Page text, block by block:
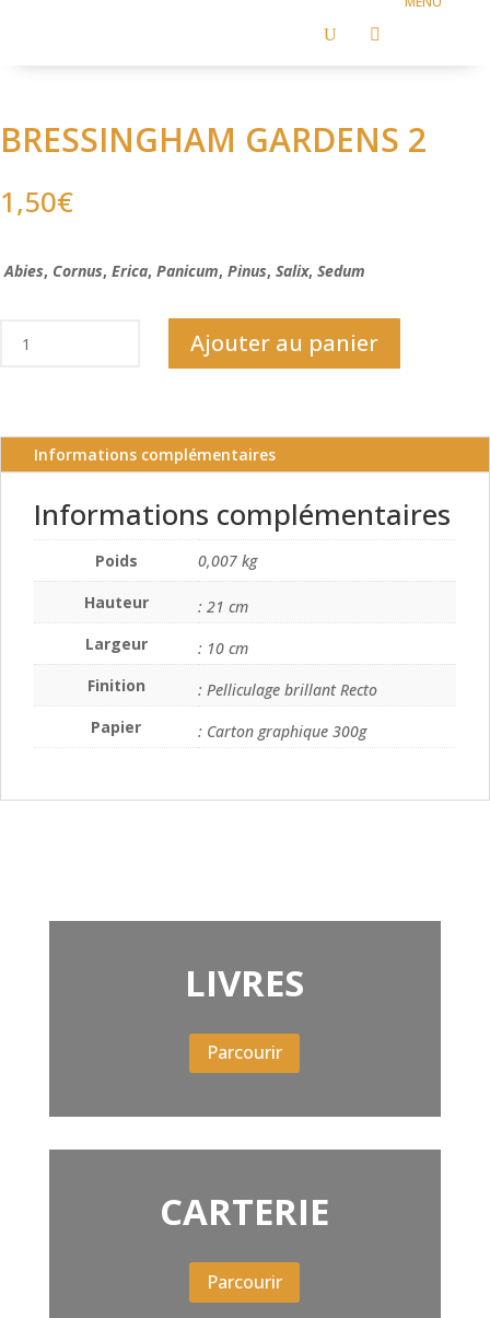
U 
BRESSINGHAM GARDENS 2
1,50€
Abies, Cornus, Erica, Panicum, Pinus, Salix, Sedum
2
Ajouter au panier
Informations complémentaires
Informations complémentaires
Poids
0,007 kg
Hauteur
: 21 cm
Largeur
: 10 cm
Finition
: Pelliculage brillant Recto
Papier
: Carton graphique 300g
LIVRES
Parcourir
CARTERIE
Parcourir